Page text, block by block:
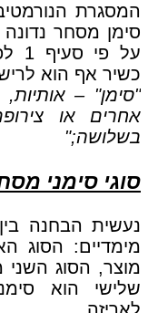
המסגרת
סימן מסחר
כשיר אף הוא
"סימן" –
אחרים או
בשלושה;"
סוגי סימני
נעשית הבחנה
מימדיים: הסוג
מוצר, הסוג השני
שלישי הוא